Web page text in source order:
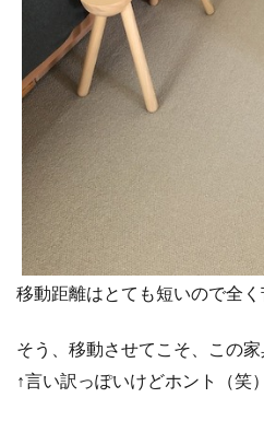
移動距離はとても短いので全く
そう、移動させてこそ、この家
↑言い訳っぽいけどホント（笑）